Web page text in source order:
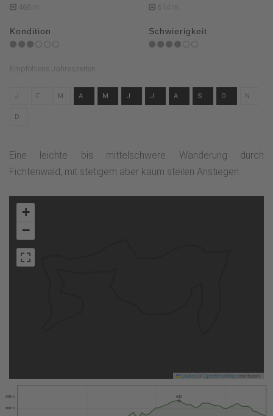
468 m 614 m
Kondition Schwierigkeit
Empfohlene Jahreszeiten
J F M A M J J A S O N
D
Eine leichte bis mittelschwere Wanderung durch
Fichtenwald, mit stetigem aber kaum steilen Anstiegen.
+
−
Leaflet OpenStreetMapcontributors
600 m
650 m 632